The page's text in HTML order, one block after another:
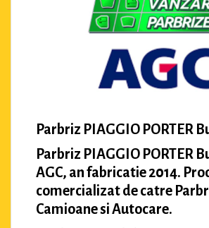
Parbriz PIAGGIO PORTER
Parbriz PIAGGIO PORTER
AGC, an fabricatie 2014.
comercializat de catre
Camioane si Autocare.